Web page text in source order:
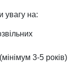
увагу на:
3-5 років)